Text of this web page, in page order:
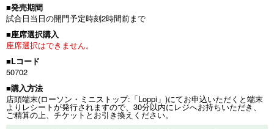
■発売期間
試合日当日の開門予定時刻2時間前まで
■座席選択購入
座席選択はできません。
■Lコード
50702
■購入方法
店頭端末(ローソン・ミニストップ:「Loppi」)にてお申込いただくと端末
よりレシートが発行されますので、30分以内にレジへお持ちいただき、
ご精算の上、チケットとお引き換えください。